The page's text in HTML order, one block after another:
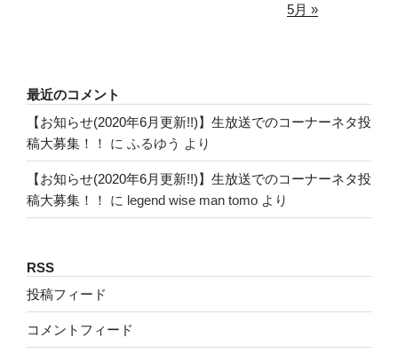
5月 »
最近のコメント
【お知らせ(2020年6月更新!!)】生放送でのコーナーネタ投
稿大募集！！
に ふるゆう より
【お知らせ(2020年6月更新!!)】生放送でのコーナーネタ投
稿大募集！！
に legend wise man tomo より
RSS
投稿フィード
コメントフィード